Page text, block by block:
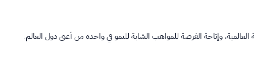
العالمية، وإتاحة الفرصة للمواهب الشابة للنمو في واحدة من أغنى دول العالم.